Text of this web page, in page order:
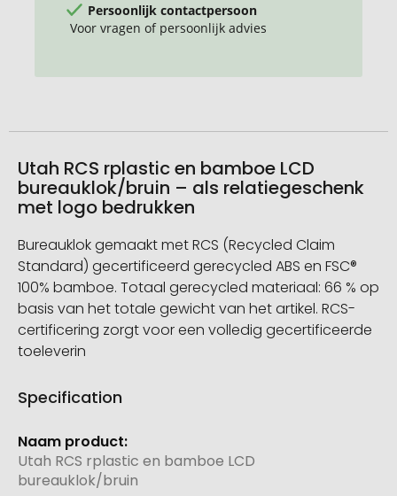
Persoonlijk contactpersoon
Voor vragen of persoonlijk advies
Utah RCS rplastic en bamboe LCD
bureauklok/bruin – als relatiegeschenk
met logo bedrukken
Bureauklok gemaakt met RCS (Recycled Claim
Standard) gecertificeerd gerecycled ABS en FSC®
100% bamboe. Totaal gerecycled materiaal: 66 % op
basis van het totale gewicht van het artikel. RCS-
certificering zorgt voor een volledig gecertificeerde
toeleverin
Specification
Meer
informatie
Utah RCS rplastic en bamboe LCD
bureauklok/bruin